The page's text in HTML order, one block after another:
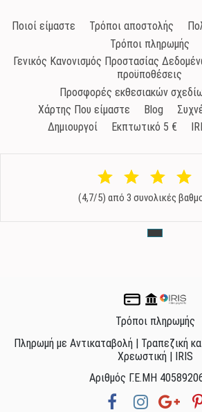
Ποιοί είμαστε Τρόποι αποστολής
Τρόποι πληρωμής
Γενικός Κανονισμός Προστασίας
προϋποθέσεις
Προσφορές εκθεσιακών
Χάρτης Που είμαστε
Blog
Δημιουργοί
Εκπτωτικό 5 €
(4,7/5) από 3 συνολικές
Τρόποι πληρωμής
Πληρωμή με Αντικαταβολή | Τραπεζική
Χρεωστική | IRIS
Αριθμός Γ.Ε.ΜΗ